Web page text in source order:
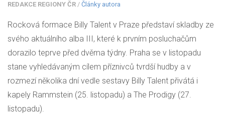
REDAKCE REGIONY ČR / Články autora
Rocková formace Billy Talent v Praze představí skladby ze
svého aktuálního alba III, které k prvním posluchačům
dorazilo teprve před dvěma týdny. Praha se v listopadu
stane vyhledávaným cílem příznivců tvrdší hudby a v
rozmezí několika dní vedle sestavy Billy Talent přivátá i
kapely Rammstein (25. listopadu) a The Prodigy (27.
listopadu).